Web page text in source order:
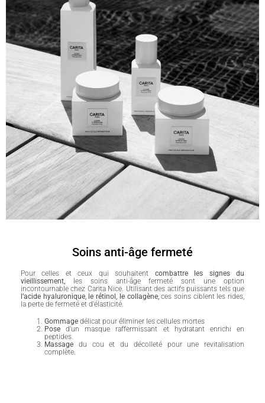
Soins anti-âge fermeté
Pour celles et ceux qui souhaitent combattre les signes du
vieillissement, les soins anti-âge fermeté sont une option
incontournable chez Carita Nice. Utilisant des actifs puissants tels que
l’acide hyaluronique, le rétinol, le collagène,ces soins ciblent les rides,
la perte de fermeté et d’élasticité.
Gommage délicat pour éliminer les cellules mortes
Pose d’un masque raffermissant et hydratant enrichi en
peptides.
Massage du cou et du décolleté pour une revitalisation
complète.